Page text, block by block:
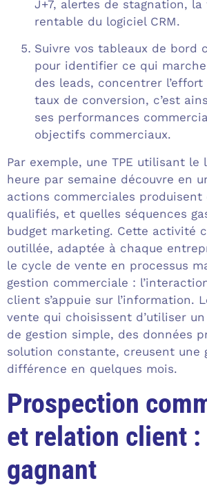
J+7, alertes de stagnation,
rentable du logiciel CRM.
Suivre vos tableaux de bord
pour identifier ce qui
des leads, concentrer
taux de conversion, c’est
ses performances
objectifs commerciaux.
Par exemple, une TPE utilisant le
heure par semaine découvre en
actions commerciales produisent
qualifiés, et quelles séquences
budget marketing. Cette activité
outillée, adaptée à chaque
le cycle de vente en processus
gestion commerciale :
client s’appuie sur l’information.
vente qui choisissent d’utiliser un
de gestion simple, des données
solution constante, creusent une
différence en quelques mois.
Prospection
et relation client :
gagnant